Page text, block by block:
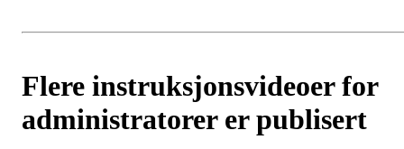
Flere instruksjonsvideoer for
administratorer er publisert